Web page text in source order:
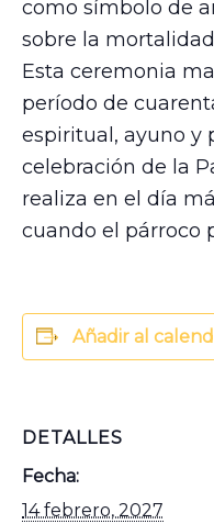
como símbolo de
sobre la
Esta ceremonia
período de
espiritual, ayuno y
celebración de la
realiza en el día
cuando el párroco
Añadir al
DETALLES
Fecha:
14 febrero, 2027